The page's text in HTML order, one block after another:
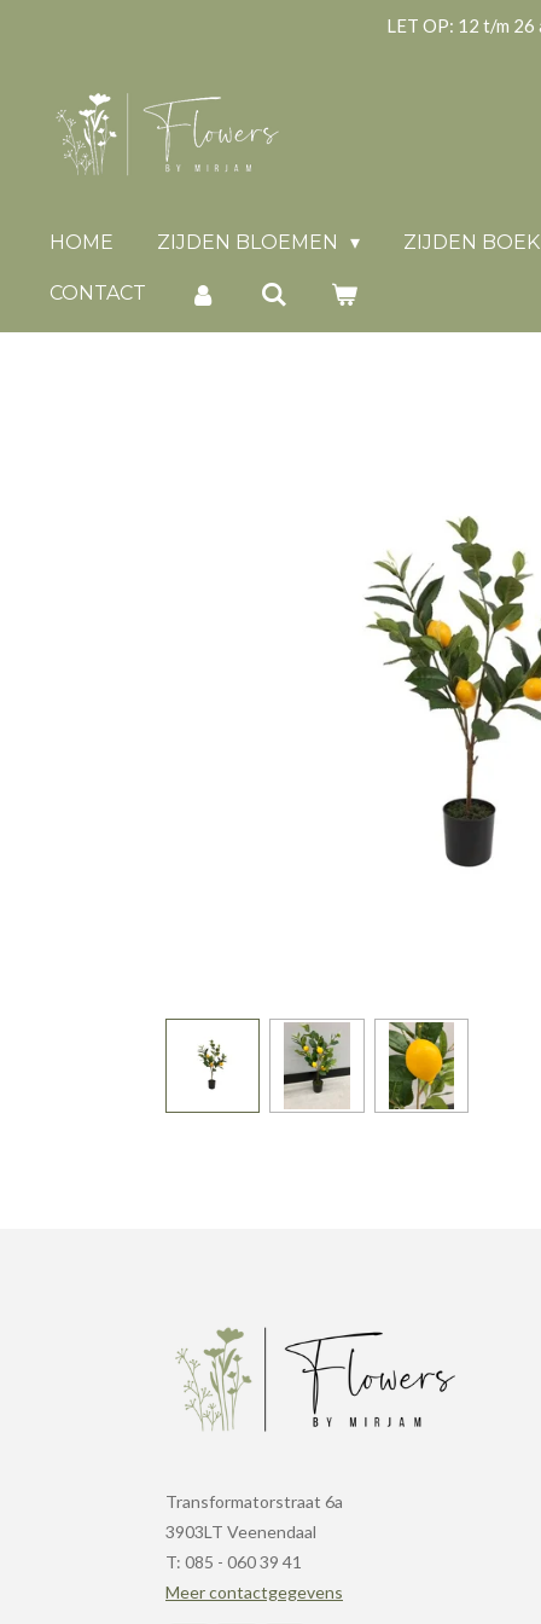
hoofdinhoud
LET OP: 12 t/m
HOME ZIJDEN BLOEMEN ZIJDEN
CONTACT
Transformatorstraat 6a
3903LT Veenendaal
T: 085 - 060 39 41
Meer contactgegevens